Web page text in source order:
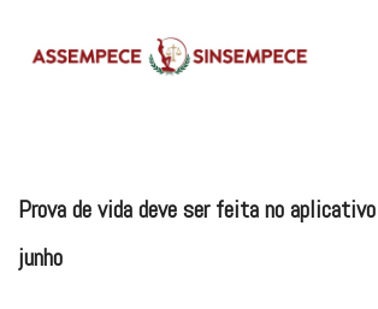
Prova de vida deve ser feita no
junho